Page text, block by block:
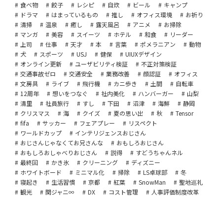
食べ物
餃子 レシピ 自炊 ビール
キャンプ
ドラマ
はまっているもの 推し オフィス環境
お祈り
清掃
温泉 癒し 露天風呂 アニメ
お掃除
マンガ
美容 スイーツ ホテル 和食
リーダー
上司
仕事 天才 本 言葉 ポメラニアン
動物
犬
スポーツ USJ 健保
UIUXデザイン
オンライン更新
ユーザビリティ検証
不正対策検証
交通事故ゼロ
交通安全 業務改善 顔認証
オフィス
文房具
ライブ 飛行機 カニ歩き 土間
自転車
12周年
想いをつなぐ 社内美化 ハンバーガー
山梨
清里
社員旅行 すし 下田 沼津 海鮮
静岡
クリスマス
海 クイズ 夏の思い出 秋
Tensor
fifa
サッカー フェアプレー
リスペクト
ワールドカップ
インテリジェンスおじさん
おじさんじゃなくてお兄さんな
おもしろおじさん
おもしろおしゃべりおじさん
説得
すどうちゃんネル
最終回
かき氷 クリーニング
ディズニー
ホワイトボード
ミニマル化 掃除 LS卓球部
冬
寝起き
生活習慣 京都 紅葉 SnowMan
聖地巡礼
観光
関ジャニ∞ DX コスト管理
人事評価制度改革